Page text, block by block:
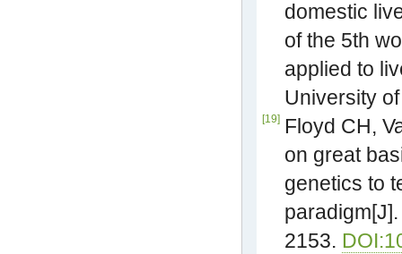
domestic
of the 5th
applied to
University
[19]
Floyd CH,
on great
genetics to
2153.